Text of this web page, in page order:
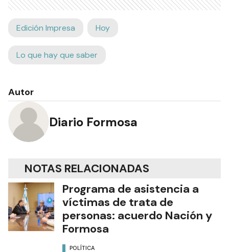
Edición Impresa Hoy
Lo que hay que saber
Autor
Diario Formosa
NOTAS RELACIONADAS
Programa de asistencia a
víctimas de trata de
personas: acuerdo Nación y
Formosa
POLÍTICA